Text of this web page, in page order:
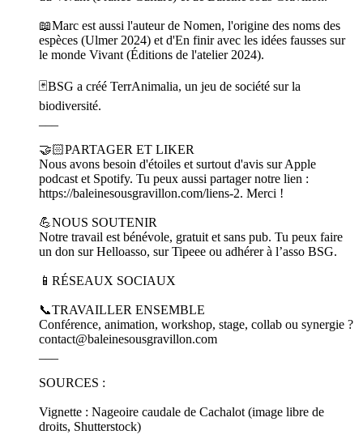
📖Marc est aussi l'auteur de Nomen, l'origine des noms des
espèces (Ulmer 2024) et d'En finir avec les idées fausses sur
le monde Vivant (Éditions de l'atelier 2024).
🃏BSG a créé TerrAnimalia, un jeu de société sur la
biodiversité.
🤝🏻PARTAGER ET LIKER
Nous avons besoin d'étoiles et surtout d'avis sur Apple
podcast et Spotify. Tu peux aussi partager notre lien :
https://baleinesousgravillon.com/liens-2. Merci !
💪NOUS SOUTENIR
Notre travail est bénévole, gratuit et sans pub. Tu peux faire
un don sur Helloasso, sur Tipeee ou adhérer à l’asso BSG.
📱RÉSEAUX SOCIAUX
📞TRAVAILLER ENSEMBLE
Conférence, animation, workshop, stage, collab ou synergie ?
contact@baleinesousgravillon.com
SOURCES :
Vignette : Nageoire caudale de Cachalot (image libre de
droits, Shutterstock)